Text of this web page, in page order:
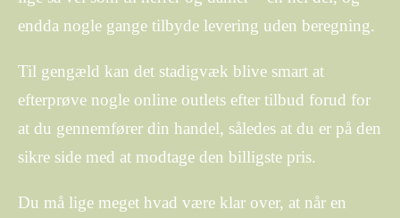
endda nogle gange tilbyde levering uden beregning.
Til gengæld kan det stadigvæk blive smart at
efterprøve nogle online outlets efter tilbud forud for
at du gennemfører din handel, således at du er på den
sikre side med at modtage den billigste pris.
Du må lige meget hvad være klar over, at når en